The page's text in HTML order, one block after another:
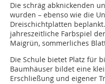
Die schräg abknickenden
wurden – ebenso wie die
Dreischichtplatten
jahreszeitliche Farbspiel
Maigrün, sommerliches
Die Schule bietet Platz für
Baumhäuser bildet eine
Erschließung und eigener